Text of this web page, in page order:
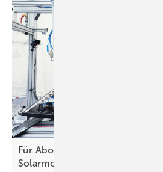
Für Abonnenten: Neues
Solarmodule